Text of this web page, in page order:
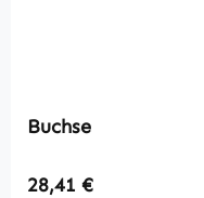
Buchse
Regulärer Preis:
28,41 €